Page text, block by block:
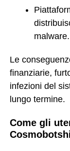
malware.
Le
finanziarie,
infezioni del
lungo termine.
Come gli